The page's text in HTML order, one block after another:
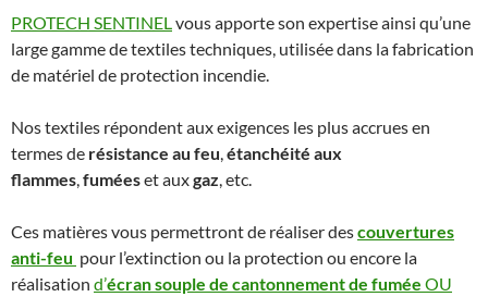
PROTECH SENTINEL vous apporte son expertise ainsi qu’une
large gamme de textiles techniques, utilisée dans la fabrication
de matériel de protection incendie.
Nos textiles répondent aux exigences les plus accrues en
termes de résistance au feu étanchéité aux
flammes fuméeset auxgaz , etc.
Ces matières vous permettront de réaliser descouvertures
anti-feu pour l’extinction ou la protection ou encore la
réalisation d’écran souple de cantonnement de fumée OU